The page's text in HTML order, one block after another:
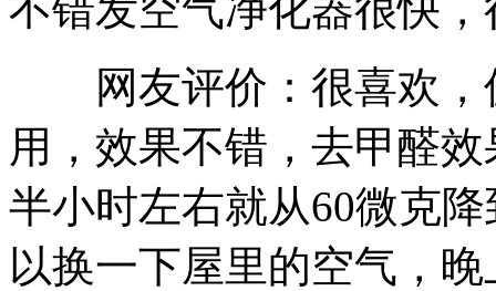
网友评价：很喜欢，
用，效果不错，去甲醛
半小时左右就从60微克
以换一下屋里的空气，